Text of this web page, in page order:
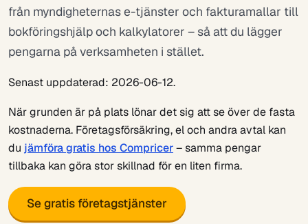
från myndigheternas e-tjänster och fakturamallar till
bokföringshjälp och kalkylatorer – så att du lägger
pengarna på verksamheten i stället.
Senast uppdaterad: 2026-06-12.
När grunden är på plats lönar det sig att se över de fasta
kostnaderna. Företagsförsäkring, el och andra avtal kan
du jämföra gratis hos Compricer– samma pengar
tillbaka kan göra stor skillnad för en liten firma.
Se gratis företagstjänster